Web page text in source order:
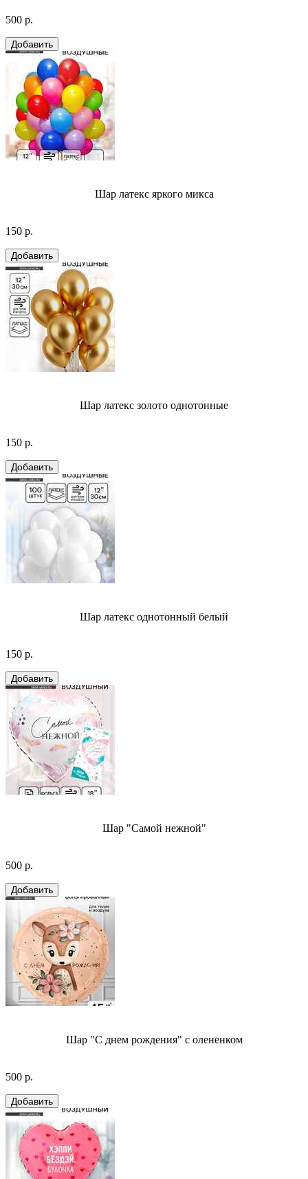
500 р.
Шар латекс яркого микса
150 р.
Шар латекс золото однотонные
150 р.
Шар латекс однотонный белый
150 р.
Шар "Самой нежной"
500 р.
Шар "С днем рождения" с олененком
500 р.